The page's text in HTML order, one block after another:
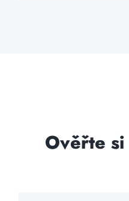
Ověřte